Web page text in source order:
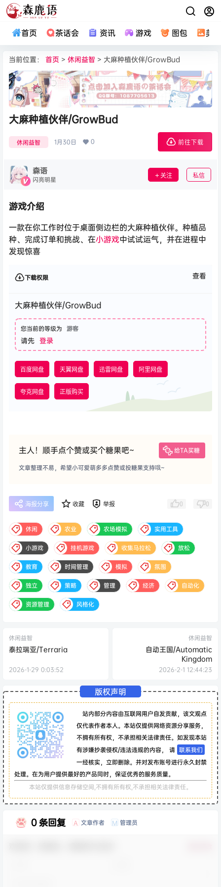
首页 茶话会 资讯 游戏 图包 美
当前位置： 首页 > 休闲益智 > 大麻种植伙伴/GrowBud
大麻种植伙伴/GrowBud
休闲益智 1月30日 0 前往下载
森语
闪亮明星 关注 私信
游戏介绍
一款在你工作时位于桌面侧边栏的大麻种植伙伴。种植品
种、完成订单和挑战、在小游戏中试试运气，并在进程中
发现惊喜
下载权限 查看
大麻种植伙伴/GrowBud
您当前的等级为 游客
请先 登录
百度网盘 天翼网盘 迅雷网盘 阿里网盘
夸克网盘 正版购买
主人！顺手点个赞或买个糖果吧~ 给TA买糖
文章整理不易，希望小可爱萌多多点赞或投糖果支持哦~
海报分享 收藏 举报 0 0
休闲 农业 农场模拟 实用工具
小游戏 挂机游戏 收集马拉松 放松
教育 时间管理 模拟 氛围
独立 策略 管理 经济 自动化
资源管理 风格化
休闲益智
泰拉瑞亚/Terraria
2026-1-29 0:03:52
休闲益智
自动王国/Automatic
Kingdom
2026-2-1 12:44:23
版权声明
站内部分内容由互联网用户自发贡献，该文观点
仅代表作者本人。本站仅提供网络资源分享服务，
不拥有所有权，不承担相关法律责任。如发现本站
有涉嫌抄袭侵权/违法违规的内容， 请 联系我们
一经核实，立即删除。并对发布账号进行永久封禁
处理。在为用户提供最好的产品同时，保证优秀的服务质量。
本站仅提供信息存储空间,不拥有所有权,不承担相关法律责任。
0 条回复 A 文章作者 M 管理员